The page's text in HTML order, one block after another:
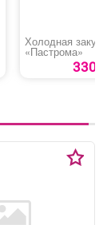
Холодная
«Пастрома»
330